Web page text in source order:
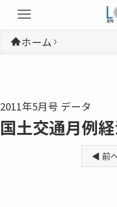
ホーム
2011年5月号 データ
国土交通月例経
◀ 前